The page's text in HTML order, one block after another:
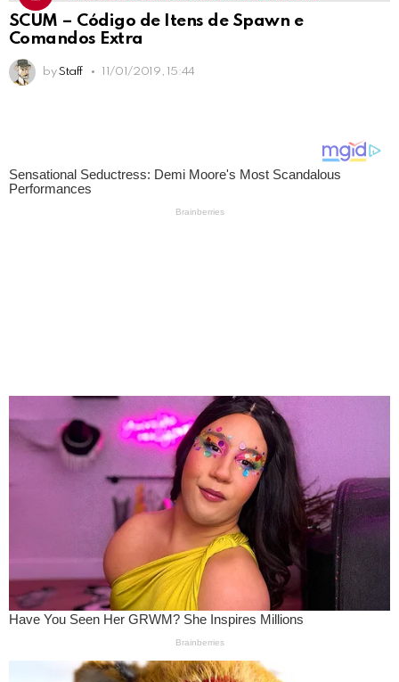
SCUM – Código de Itens de Spawn e
Comandos Extra
by Staff 11/01/2019, 15:44